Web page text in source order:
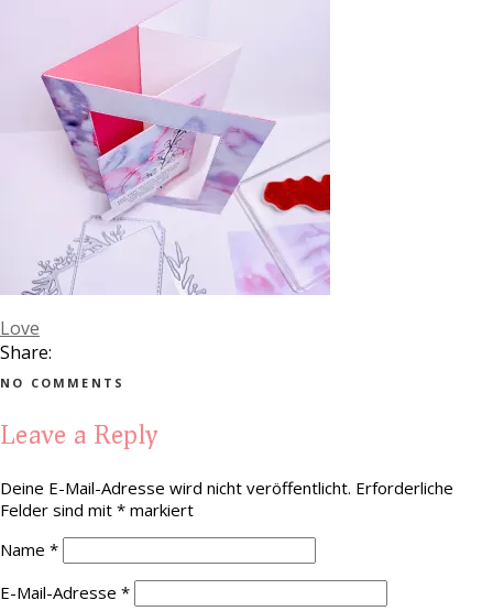
Love
Share:
NO COMMENTS
Leave a Reply
Deine E-Mail-Adresse wird nicht veröffentlicht. Erforderliche
Felder sind mit * markiert
Name *
E-Mail-Adresse *